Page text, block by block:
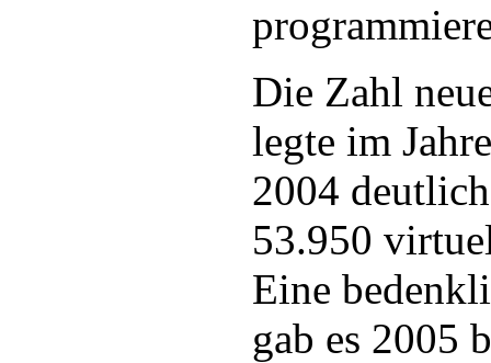
Die Zahl
legte im
2004
53.950
Eine
gab es 2005